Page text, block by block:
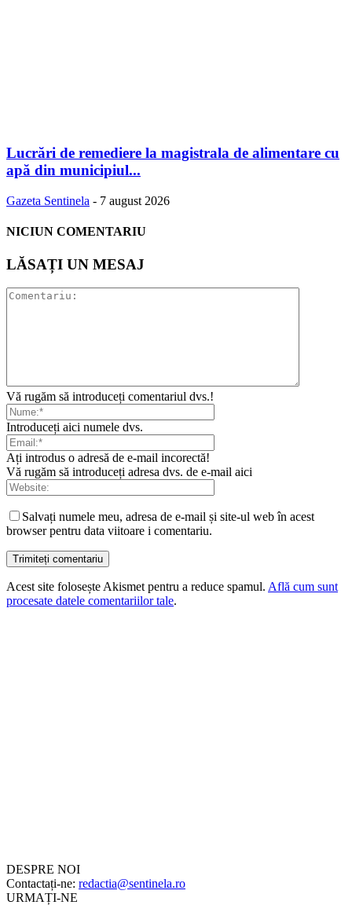
Lucrări de remediere la magistrala de alimentare cu
apă din municipiul...
Gazeta Sentinela - 7 august 2026
NICIUN COMENTARIU
LĂSAȚI UN MESAJ
Vă rugăm să introduceți comentariul dvs.!
Introduceți aici numele dvs.
Ați introdus o adresă de e-mail incorectă!
Vă rugăm să introduceți adresa dvs. de e-mail aici
Salvați numele meu, adresa de e-mail și site-ul web în acest
browser pentru data viitoare i comentariu.
Acest site folosește Akismet pentru a reduce spamul. Află cum sunt
procesate datele comentariilor tale.
DESPRE NOI
Contactați-ne: redactia@sentinela.ro
URMAȚI-NE